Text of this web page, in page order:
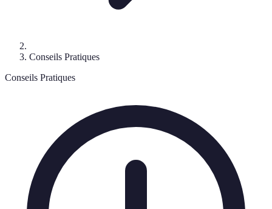
Conseils Pratiques
Conseils Pratiques